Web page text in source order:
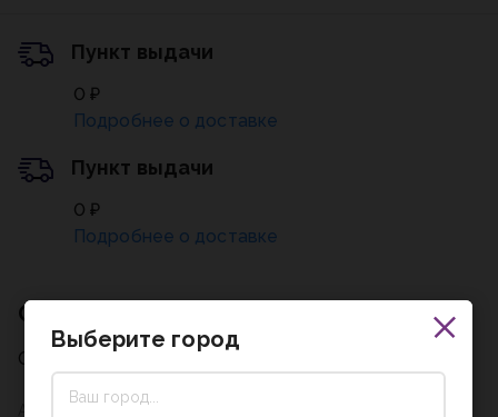
Описание
Описание на стадии заполнения
Пункт выдачи
0 ₽
Подробнее о доставке
Пункт выдачи
0 ₽
Подробнее о доставке
Выберите город